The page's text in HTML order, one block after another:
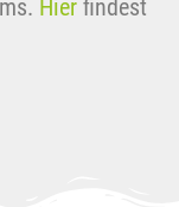
Hier findest